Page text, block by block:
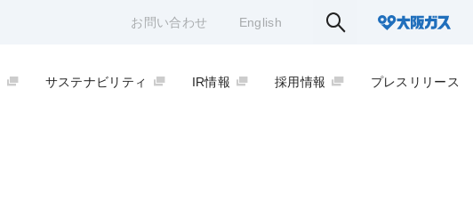
お問い合わせ English
サステナビリティ IR情報 採用情報 プレスリリース